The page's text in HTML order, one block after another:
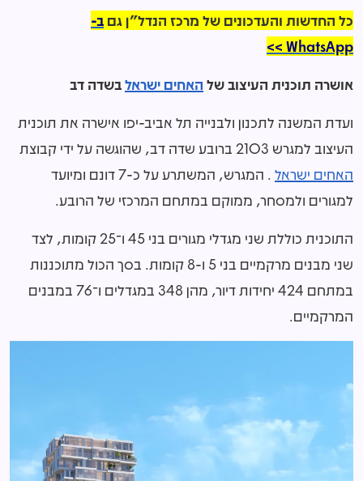
כל החדשות והעדכונים של מרכז הנדל"ן גם ב-
WhatsApp >>
אושרה תוכנית העיצוב של האחים ישראלבשדה דב
ועדת המשנה לתכנון ולבנייה תל אביב-יפו אישרה את תוכנית
העיצוב למגרש 2103 ברובע שדה דב, שהוגשה על ידי קבוצת
האחים ישראל
. המגרש, המשתרע על כ-7 דונם ומיועד
למגורים ולמסחר, ממוקם במתחם המרכזי של הרובע.
התוכנית כוללת שני מגדלי מגורים בני 45 ו־25 קומות, לצד
שני מבנים מרקמיים בני 5 ו-8 קומות. בסך הכול מתוכננות
במתחם 424 יחידות דיור, מהן 348 במגדלים ו־76 במבנים
המרקמיים.